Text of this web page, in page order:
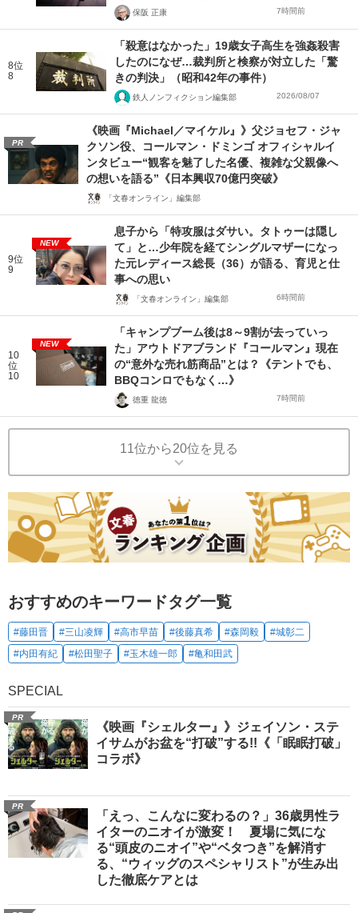
保阪 正康 7時間前
8位
8
「殺意はなかった」19歳女子高生を強姦殺害
したのになぜ…裁判所と検察が対立した「驚
きの判決」（昭和42年の事件）
鉄人ノンフィクション編集部 2026/08/07
PR
《映画『Michael／マイケル』》父ジョセフ・ジャ
クソン役、コールマン・ドミンゴ オフィシャルイ
ンタビュー“観客を魅了した名優、複雑な父親像へ
の想いを語る”《日本興収70億円突破》
「文春オンライン」編集部
9位
9
NEW
息子から「特攻服はダサい。タトゥーは隠し
て」と…少年院を経てシングルマザーになっ
た元レディース総長（36）が語る、育児と仕
事への思い
「文春オンライン」編集部 6時間前
10
位
10
NEW
「キャンプブーム後は8～9割が去っていっ
た」アウトドアブランド『コールマン』現在
の“意外な売れ筋商品”とは？《テントでも、
BBQコンロでもなく…》
徳重 龍徳 7時間前
11位から20位を見る
おすすめのキーワードタグ一覧
#藤田晋 #三山凌輝 #高市早苗 #後藤真希 #森岡毅
#城彰二
#内田有紀
#松田聖子 #玉木雄一郎 #亀和田武
SPECIAL
PR
《映画『シェルター』》ジェイソン・ステ
イサムがお盆を“打破”する!!《「眠眠打破」
コラボ》
PR
「えっ、こんなに変わるの？」36歳男性ラ
イターのニオイが激変！ 夏場に気にな
る“頭皮のニオイ”や“ベタつき”を解消す
る、“ウィッグのスペシャリスト”が生み出
した徹底ケアとは